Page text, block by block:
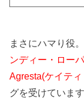
まさにハマり役
ンディー・ロー
Agresta(ケイテ
グを受けています